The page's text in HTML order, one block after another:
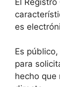
es
Es
para
hecho que